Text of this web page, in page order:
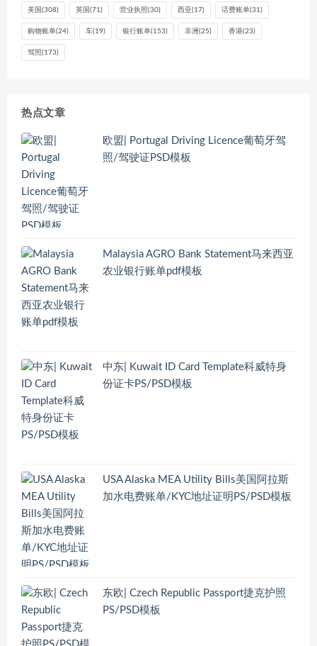
美国 (308) 英国 (71) 营业执照(30) 西亚(17) 话费账单(31)
购物账单(24) 车(19) 银行账单(153) 非洲 (25) 香港(23)
驾照(173)
热点文章
欧盟| Portugal Driving Licence葡萄牙驾
照/驾驶证PSD模板
Malaysia AGRO Bank Statement马来西亚
农业银行账单pdf模板
中东| Kuwait ID Card Template科威特身
份证卡PS/PSD模板
USA Alaska MEA Utility Bills美国阿拉斯
加水电费账单/KYC地址证明PS/PSD模板
东欧| Czech Republic Passport捷克护照
PS/PSD模板